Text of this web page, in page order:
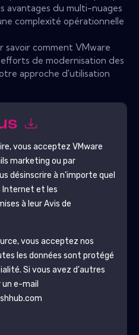
du multi-nuages
complexité opérationnelle
savoir comment VMware
de modernisation des
approche d'utilisation
vous acceptez VMware
marketing ou par
désinscrire à n'importe quel
Internet et les
à leur Avis de
vous acceptez nos
les données sont protégé
. Si vous avez d'autres
e-mail